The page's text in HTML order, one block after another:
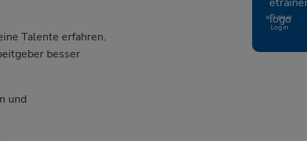
eTrainer
Login
Talente erfahren.
besser
und